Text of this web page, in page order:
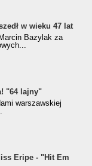
w wieku 47 lat
Bazylak za
"64 lajny"
warszawskiej
Eripe - "Hit Em